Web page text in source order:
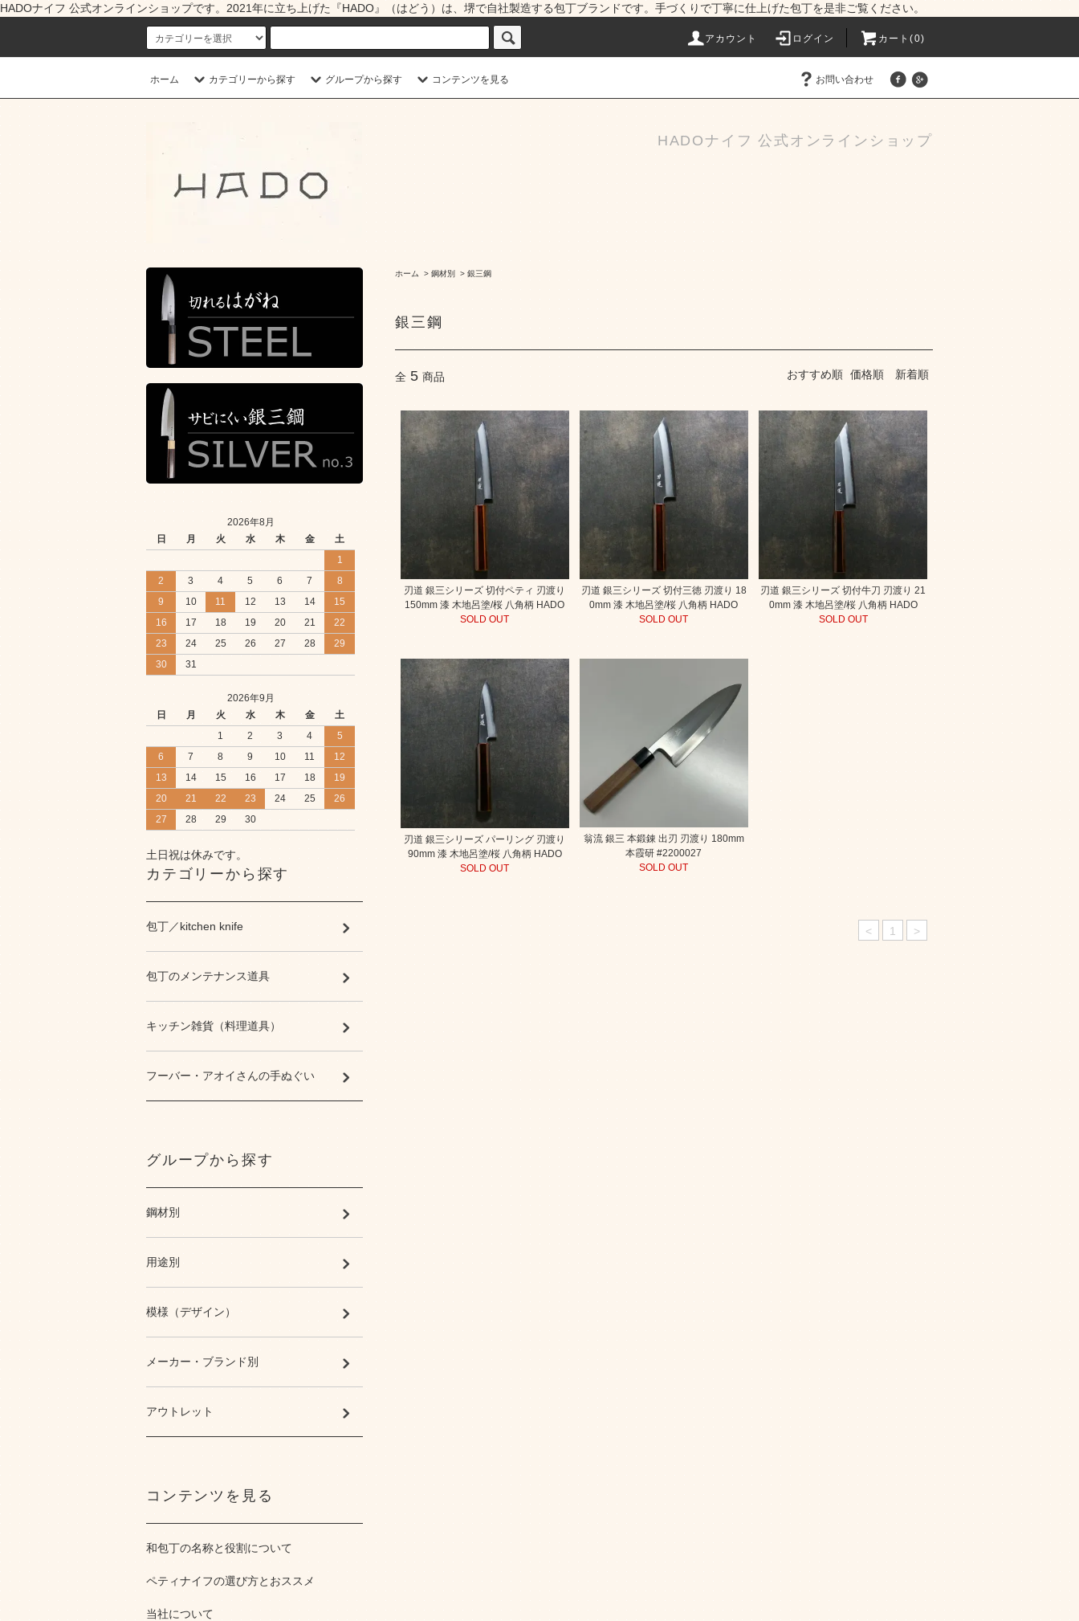
HADOナイフ 公式オンラインショップです。2021年に立ち上げた『HADO』（はどう）は、堺で自社製造する包丁ブランドです。手づくりで丁寧に仕上げた包丁を是非ご覧ください。
アカウント ログイン カート(0)
ホーム カテゴリーから探す グループから探す コンテンツを見る お問い合わせ
HADOナイフ 公式オンラインショップ
ホーム > 鋼材別 > 銀三鋼
銀三鋼
全 5 商品 おすすめ順 価格順 新着順
刃道 銀三シリーズ 切付ペティ 刃渡り
150mm 漆 木地呂塗/桜 八角柄 HADO
SOLD OUT
刃道 銀三シリーズ 切付三徳 刃渡り 18
0mm 漆 木地呂塗/桜 八角柄 HADO
SOLD OUT
刃道 銀三シリーズ 切付牛刀 刃渡り 21
0mm 漆 木地呂塗/桜 八角柄 HADO
SOLD OUT
刃道 銀三シリーズ パーリング 刃渡り
90mm 漆 木地呂塗/桜 八角柄 HADO
SOLD OUT
翁流 銀三 本鍛錬 出刃 刃渡り 180mm
本霞研 #2200027
SOLD OUT
< 1 >
2026年8月
日
月 火 水 木 金
土
1
2
3 4 5 6 7
8
9
10 11 12 13 14
15
16
17 18 19 20 21
22
23
24 25 26 27 28
29
30
31
2026年9月
日
月 火 水 木 金
土
1
2 3 4
5
6
7 8 9 10 11
12
13
14 15 16 17 18
19
20
21 22 23 24 25
26
27
28 29 30
土日祝は休みです。
カテゴリーから探す
包丁／kitchen knife
包丁のメンテナンス道具
キッチン雑貨（料理道具）
フーバー・アオイさんの手ぬぐい
グループから探す
鋼材別
用途別
模様（デザイン）
メーカー・ブランド別
アウトレット
コンテンツを見る
和包丁の名称と役割について
ペティナイフの選び方とおススメ
当社について